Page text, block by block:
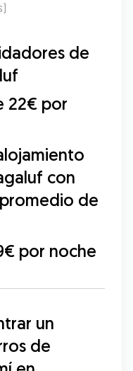
)
de
22€ por
con
de
por noche
un
de